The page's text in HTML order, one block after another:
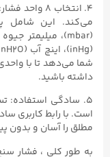
شما می‌دهد تا با
داشته باشید.
است. با رابط کاربری
مطلق را آسان و بدون